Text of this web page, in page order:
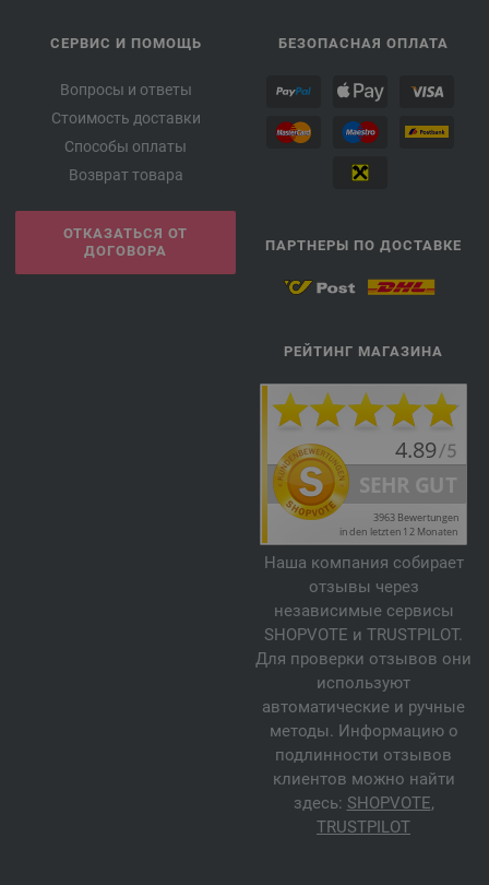
СЕРВИС И ПОМОЩЬ
Вопросы и ответы
Стоимость доставки
Способы оплаты
Возврат товара
ОТКАЗАТЬСЯ ОТ
ДОГОВОРА
БЕЗОПАСНАЯ ОПЛАТА
ПАРТНЕРЫ ПО ДОСТАВКЕ
РЕЙТИНГ МАГАЗИНА
Наша компания собирает
отзывы через
независимые сервисы
SHOPVOTE и TRUSTPILOT.
Для проверки отзывов они
используют
автоматические и ручные
методы. Информацию о
подлинности отзывов
клиентов можно найти
здесь: SHOPVOTE,
TRUSTPILOT